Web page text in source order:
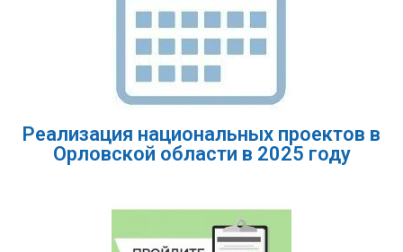
Реализация национальных проектов в
Орловской области в 2025 году